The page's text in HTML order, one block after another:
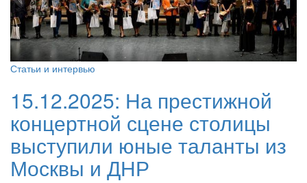
Статьи и интервью
15.12.2025: На престижной
концертной сцене столицы
выступили юные таланты из
Москвы и ДНР